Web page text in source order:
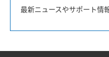
最新ニュースやサポート情